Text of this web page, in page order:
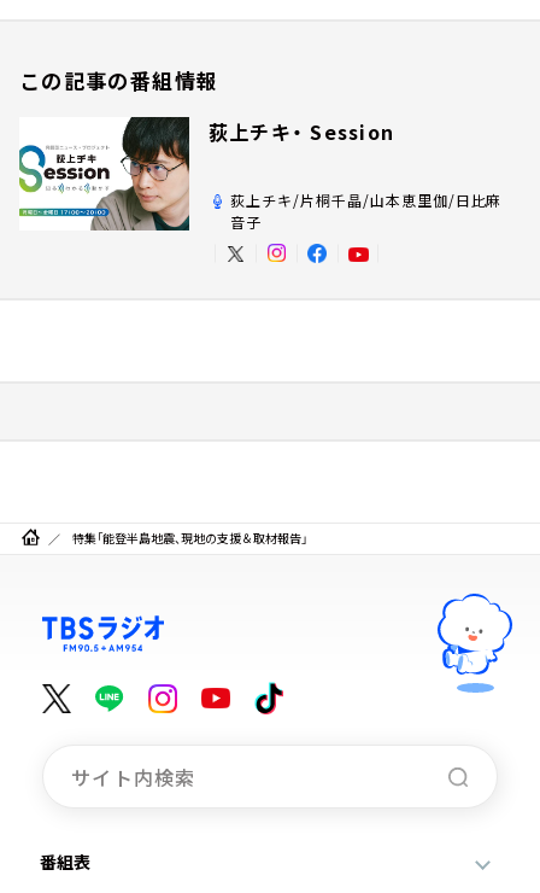
この記事の番組情報
荻上チキ・ Session
荻上チキ/片桐千晶/山本恵里伽/日比麻
音子
特集「能登半島地震、現地の支援＆取材報告」
番組表